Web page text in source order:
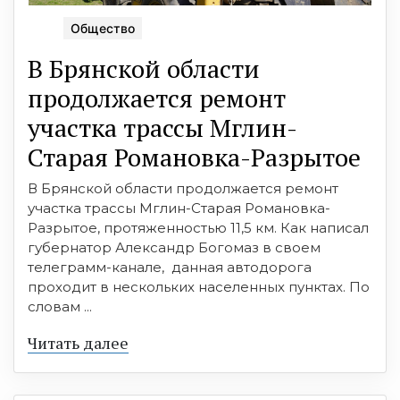
Общество
В Брянской области
продолжается ремонт
участка трассы Мглин-
Старая Романовка-Разрытое
В Брянской области продолжается ремонт
участка трассы Мглин-Старая Романовка-
Разрытое, протяженностью 11,5 км. Как написал
губернатор Александр Богомаз в своем
телеграмм-канале, данная автодорога
проходит в нескольких населенных пунктах. По
словам ...
Читать далее